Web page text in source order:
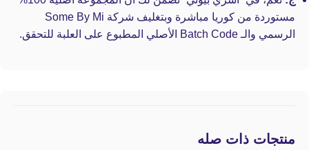
مستوردة من كوريا مباشرة وبتغليف شركة Some By Mi
الرسمي والـ Batch Code الأصلي المطبوع على العلبة للتحقق.
منتجات ذات صله